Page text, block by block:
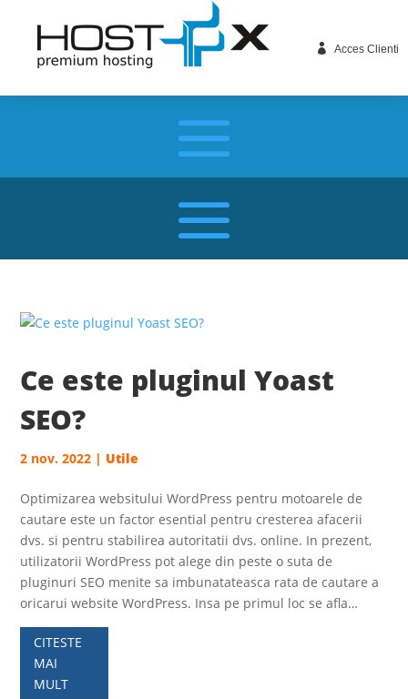
 Acces Clienti
Ce este pluginul Yoast
SEO?
2 nov. 2022 | Utile
Optimizarea websitului WordPress pentru motoarele de
cautare este un factor esential pentru cresterea afacerii
dvs. si pentru stabilirea autoritatii dvs. online. In prezent,
utilizatorii WordPress pot alege din peste o suta de
pluginuri SEO menite sa imbunatateasca rata de cautare a
oricarui website WordPress. Insa pe primul loc se afla…
CITESTE
MAI
MULT